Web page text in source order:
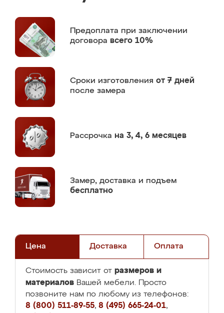
Предоплата при заключении
договора всего 10%
Сроки изготовления от 7 дней
после замера
Рассрочка на 3, 4, 6 месяцев
Замер, доставка и подъем
бесплатно
Цена Доставка Оплата
Стоимость зависит от размеров и
материалов Вашей мебели. Просто
позвоните нам по любому из телефонов:
8 (800) 511-89-55, 8 (495) 665-24-01,